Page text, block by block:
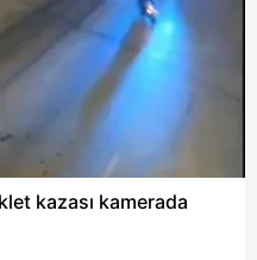
kazası kamerada